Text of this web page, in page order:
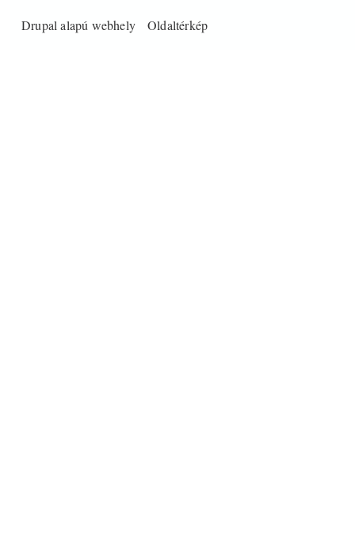
Drupal alapú webhely Oldaltérkép